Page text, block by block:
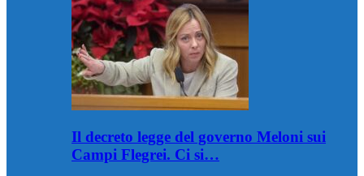
Il decreto legge del governo Meloni sui
Campi Flegrei. Ci si…